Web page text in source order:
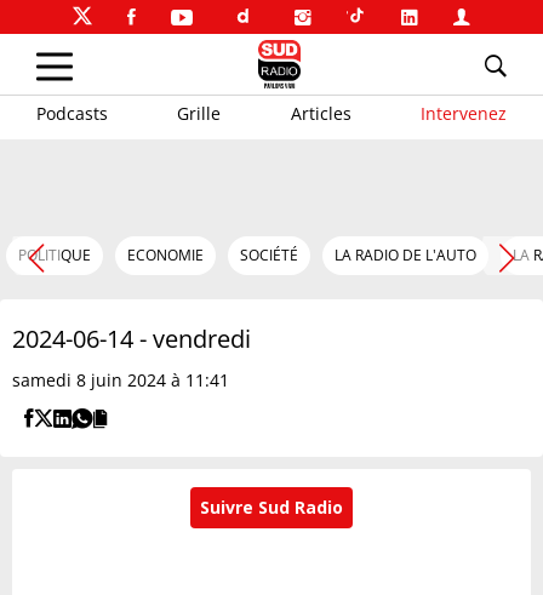
Podcasts Grille Articles Intervenez
POLITIQUE ECONOMIE SOCIÉTÉ LA RADIO DE L'AUTO LA
2024-06-14 - vendredi
samedi 8 juin 2024 à 11:41
Suivre Sud Radio